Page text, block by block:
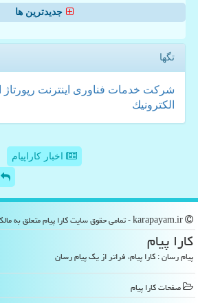
جدیدترین ها
تگها
شركت خدمات فناوری اینترنت رپورتاژ
الكترونیك
اخبار کاراپیام
كارا پیام
پیام رسان : کارا پیام، فراتر از یک پیام رسان
صفحات كارا پیام